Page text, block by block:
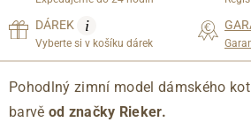
DÁREK i
Vyberte si v košíku dárek
Pohodlný zimní model dámského
barvě od značky Rieker.